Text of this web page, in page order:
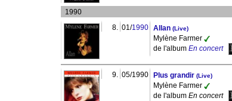
1990
8. 01/1990 Allan (Live)
Mylène Farmer
de l'album En concert
9. 05/1990 Plus grandir (Live)
Mylène Farmer
de l'album En concert